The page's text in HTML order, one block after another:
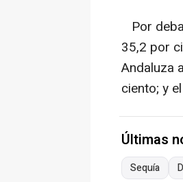
Por
35,2 por
Andaluza
ciento; y
Últimas
Sequía